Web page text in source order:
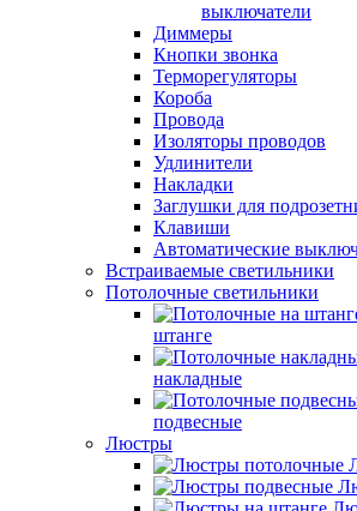
выключатели
Диммеры
Кнопки звонка
Терморегуляторы
Короба
Провода
Изоляторы проводов
Удлинители
Накладки
Заглушки для
Клавиши
Автоматические
Встраиваемые светильники
Потолочные светильники
штанге
накладные
подвесные
Люстры